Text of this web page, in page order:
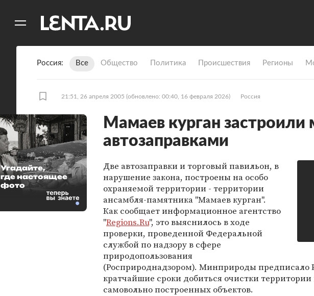
Россия Все Общество Политика Происшествия Регионы
21:51, 26 апреля 2005 (обновлено: 00:40, 16 февраля 2026) Россия
Мамаев курган застроили
автозаправками
Две автозаправки и торговый павильон, в
нарушение закона, построены на особо
охраняемой территории - территории
ансамбля-памятника "Мамаев курган".
Как сообщает информационное агентство
"Regions.Ru", это выяснилось в ходе
проверки, проведенной Федеральной
службой по надзору в сфере
природопользования
(Росприроднадзором). Минприроды предписало
кратчайшие сроки добиться очистки
самовольно построенных объектов.
Угадайте,
где настоящее
фото